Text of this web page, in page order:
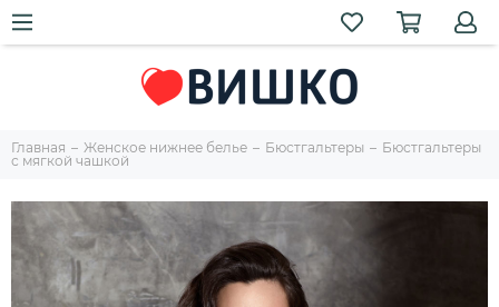
Главная Женское нижнее белье Бюстгальтеры
Бюстгальтеры
с мягкой чашкой